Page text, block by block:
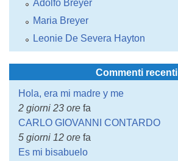
Adolfo Breyer
Maria Breyer
Leonie De Severa Hayton
Commenti recenti
Hola, era mi madre y me
2 giorni 23 ore fa
CARLO GIOVANNI CONTARDO
5 giorni 12 ore fa
Es mi bisabuelo